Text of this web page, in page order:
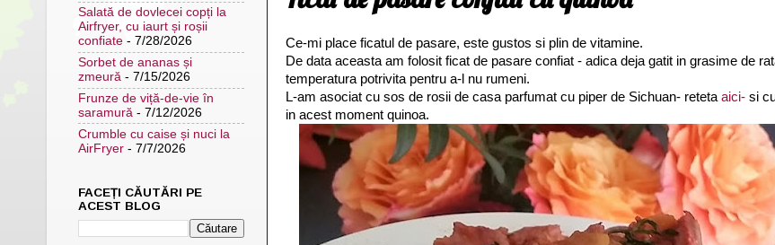
Ce-mi place ficatul de pasare, este gustos si plin de vitamine.
De data aceasta am folosit ficat de pasare confiat - adica deja gatit in grasime de
temperatura potrivita pentru a-l nu rumeni.
L-am asociat cu sos de rosii de casa parfumat cu piper de Sichuan- reteta aici- si
in acest moment quinoa.
Salată de dovlecei copți la
Airfryer, cu iaurt și roșii
confiate - 7/28/2026
Sorbet de ananas și
zmeură - 7/15/2026
Frunze de viță-de-vie în
saramură - 7/12/2026
Crumble cu caise și nuci la
AirFryer - 7/7/2026
FACEȚI CĂUTĂRI PE
ACEST BLOG